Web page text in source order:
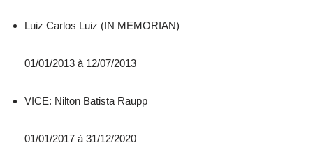
Luiz Carlos Luiz (IN MEMORIAN)
01/01/2013 à 12/07/2013
VICE: Nilton Batista Raupp
01/01/2017 à 31/12/2020